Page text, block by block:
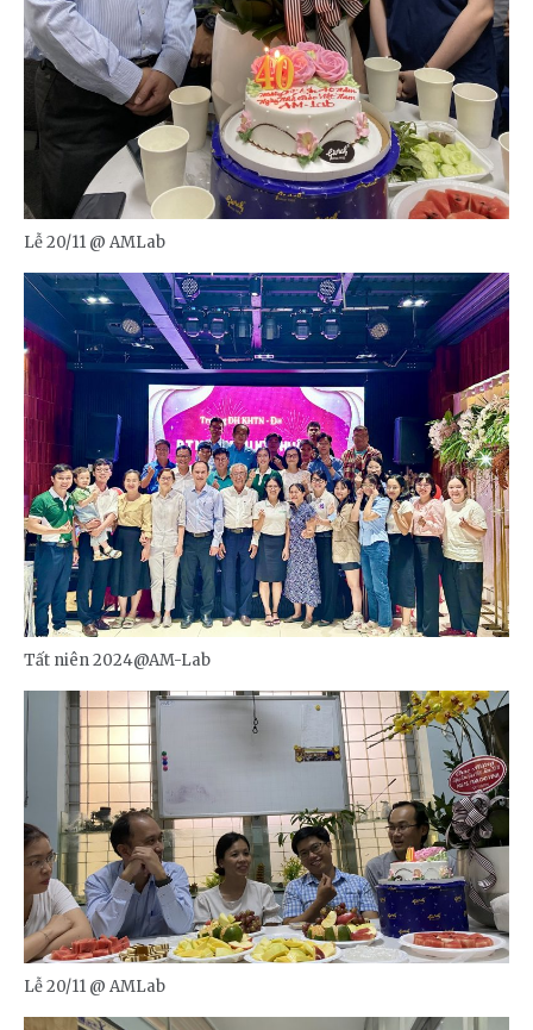
Lễ 20/11 @ AMLab
Tất niên 2024@AM-Lab
Lễ 20/11 @ AMLab